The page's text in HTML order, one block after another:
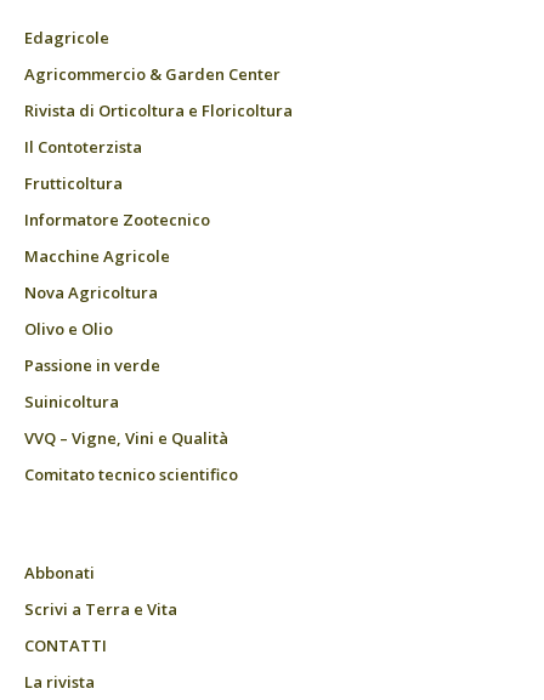
Edagricole
Agricommercio & Garden Center
Rivista di Orticoltura e Floricoltura
Il Contoterzista
Frutticoltura
Informatore Zootecnico
Macchine Agricole
Nova Agricoltura
Olivo e Olio
Passione in verde
Suinicoltura
VVQ – Vigne, Vini e Qualità
Comitato tecnico scientifico
Abbonati
Scrivi a Terra e Vita
CONTATTI
La rivista